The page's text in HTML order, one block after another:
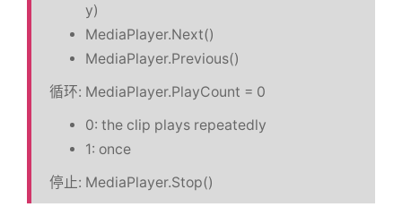
y)
MediaPlayer.Next()
MediaPlayer.Previous()
循环: MediaPlayer.PlayCount = 0
0: the clip plays repeatedly
1: once
停止: MediaPlayer.Stop()